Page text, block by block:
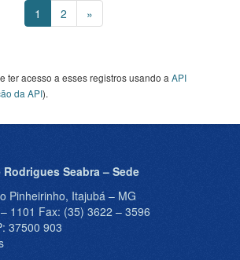
1 2 »
ter acesso a esses registros usando a API
da API).
Seabra – Sede
Pinheirinho, Itajubá – MG
1101 Fax: (35) 3622 – 3596
37500 903